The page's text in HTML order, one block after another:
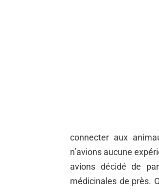
connecter aux
n’avions aucune
avions décidé de
médicinales de près.